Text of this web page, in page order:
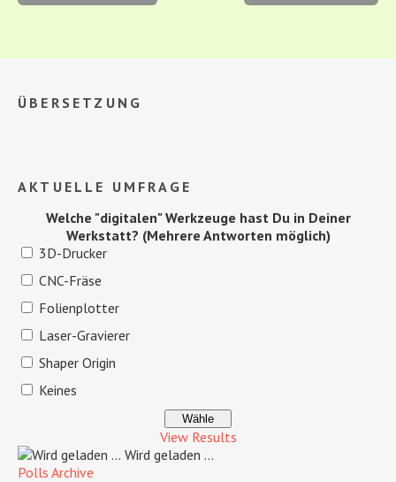
ÜBERSETZUNG
AKTUELLE UMFRAGE
Welche "digitalen" Werkzeuge hast Du in Deiner
Werkstatt? (Mehrere Antworten möglich)
3D-Drucker
CNC-Fräse
Folienplotter
Laser-Gravierer
Shaper Origin
Keines
View Results
Wird geladen ...
Polls Archive